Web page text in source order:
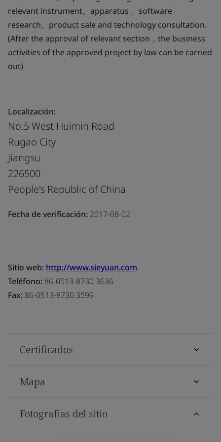
relevant instrument、apparatus 、software
research、product sale and technology consultation.
(After the approval of relevant section，the business
activities of the approved project by law can be carried
out)
Localización:
No.5 West Huimin Road
Rugao City
Jiangsu
226500
People's Republic of China
Fecha de verificación: 2017-08-02
Sitio web: http://www.sieyuan.com
Teléfono: 86-0513-8730 3636
Fax: 86-0513-8730 3599
Certificados
Mapa
Fotografías del sitio